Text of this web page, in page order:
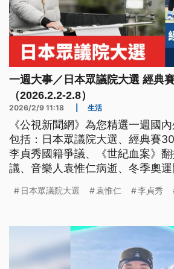
一週大事／日本眾議院大選 經典
（2026.2.2-2.8）
2026/2/9 11:18 生活
《公視新聞網》為您精選一週國
包括：日本眾議院大選、經典賽
李貞秀國籍爭議、《世紀血案》
議、音樂人袁惟仁病逝、冬季奧
日本眾議院大選 袁惟仁 李貞秀